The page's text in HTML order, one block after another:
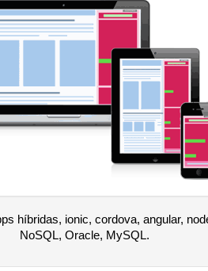
híbridas, ionic, cordova, angular,
NoSQL, Oracle, MySQL.